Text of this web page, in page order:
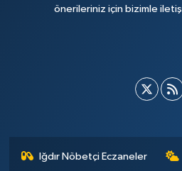
önerileriniz için bizimle
Iğdır Nöbetçi Eczaneler